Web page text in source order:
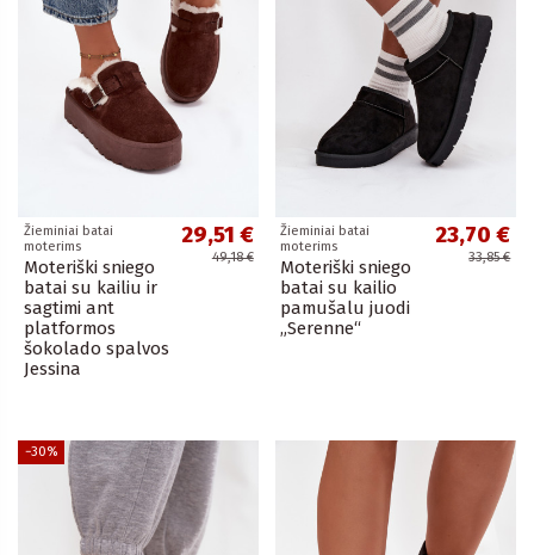
Žieminiai batai
moterims
Moteriški sniego
batai su kailiu ir
sagtimi ant
platformos
šokolado spalvos
Jessina
29,51 €
49,18 €
Žieminiai batai
moterims
Moteriški sniego
batai su kailio
pamušalu juodi
„Serenne“
23,70 €
33,85 €
−30%